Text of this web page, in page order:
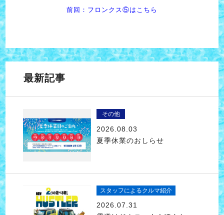
前回：フロンクス⑤はこちら
最新記事
その他
2026.08.03
夏季休業のおしらせ
スタッフによるクルマ紹介
2026.07.31